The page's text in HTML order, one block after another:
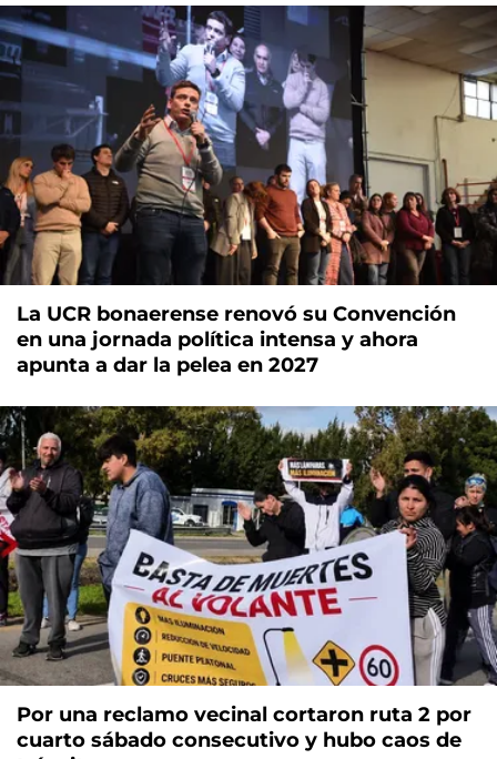
La UCR bonaerense renovó su Convención
en una jornada política intensa y ahora
apunta a dar la pelea en 2027
Por una reclamo vecinal cortaron ruta 2 por
cuarto sábado consecutivo y hubo caos de